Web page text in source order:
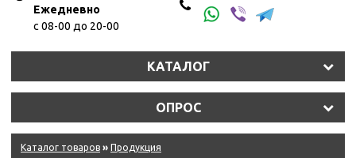
Ежедневно
с 08-00 до 20-00
КАТАЛОГ
ОПРОС
Каталог товаров » Продукция